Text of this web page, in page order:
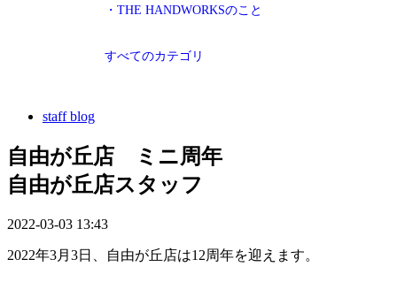
・THE HANDWORKSのこと
すべてのカテゴリ
staff blog
自由が丘店 ミニ周年
自由が丘店スタッフ
2022-03-03 13:43
2022年3月3日、自由が丘店は12周年を迎えます。